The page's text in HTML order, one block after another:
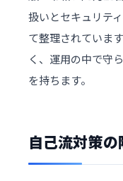
扱いとセキュリテ
て整理されていま
く、運用の中で守
を持ちます。
自己流対策